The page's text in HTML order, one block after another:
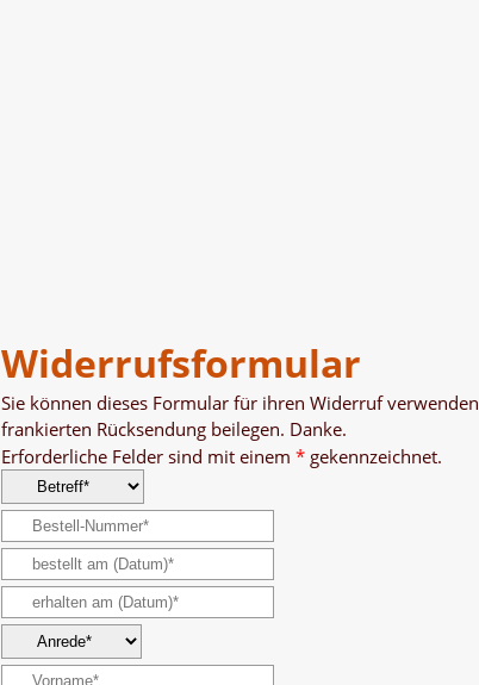
Widerrufsformular
Sie können dieses Formular für ihren Widerruf
frankierten Rücksendung beilegen. Danke.
Erforderliche Felder sind mit einem* gekennzeichnet.